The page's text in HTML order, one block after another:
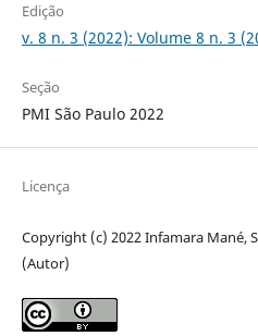
Edição
v. 8 n. 3 (2022): Volume 8 n. 3
Seção
PMI São Paulo 2022
Licença
Copyright (c) 2022 Infamara Mané,
(Autor)